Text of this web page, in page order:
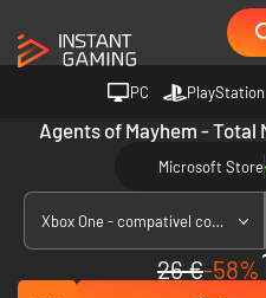
PC PlayStation
Agents of Mayhem - Total
Microsoft Store
Xbox One - compatível com Xbox Series X|S
26 €-58%